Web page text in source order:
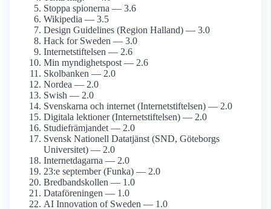
Stoppa spionerna — 3.6
Wikipedia — 3.5
Design Guidelines (Region Halland) — 3.0
Hack for Sweden — 3.0
Internet­stiftelsen — 2.6
Min myndighets­post — 2.6
Skolbanken — 2.0
Nordea — 2.0
Swish — 2.0
Svenskarna och internet (Internetstiftelsen) — 2.0
Digitala lektioner (Internetstiftelsen) — 2.0
Studiefrämjandet — 2.0
Svensk Nationell Datatjänst (SND, Göteborgs
Universitet) — 2.0
Internetdagarna — 2.0
23:e september (Funka) — 2.0
Bredbands­kollen — 1.0
Dataföreningen — 1.0
AI Innovation of Sweden — 1.0